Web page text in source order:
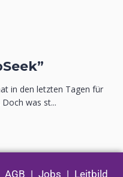
in den letzten Tagen für
was st...
AGB | Jobs | Leitbild